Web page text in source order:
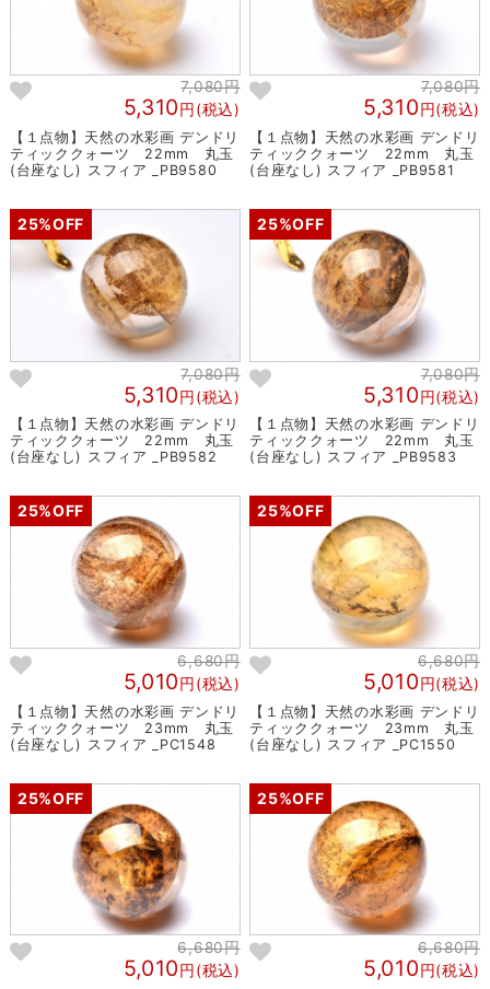
7,080円
5,310円(税込)
【１点物】天然の水彩画 デンドリ
ティッククォーツ 22mm 丸玉
(台座なし) スフィア _PB9580
7,080円
5,310円(税込)
【１点物】天然の水彩画 デンドリ
ティッククォーツ 22mm 丸玉
(台座なし) スフィア _PB9581
25%OFF
7,080円
5,310円(税込)
【１点物】天然の水彩画 デンドリ
ティッククォーツ 22mm 丸玉
(台座なし) スフィア _PB9582
25%OFF
7,080円
5,310円(税込)
【１点物】天然の水彩画 デンドリ
ティッククォーツ 22mm 丸玉
(台座なし) スフィア _PB9583
25%OFF
6,680円
5,010円(税込)
【１点物】天然の水彩画 デンドリ
ティッククォーツ 23mm 丸玉
(台座なし) スフィア _PC1548
25%OFF
6,680円
5,010円(税込)
【１点物】天然の水彩画 デンドリ
ティッククォーツ 23mm 丸玉
(台座なし) スフィア _PC1550
25%OFF
6,680円
5,010円(税込)
25%OFF
6,680円
5,010円(税込)